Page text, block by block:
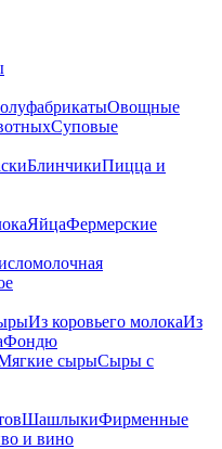
Овощные
Суповые
БлинчикиПицца и
ЯйцаФермерские
Из коровьего молокаИз
Фондю
сырыСыры c
ШашлыкиФирменные
и вино